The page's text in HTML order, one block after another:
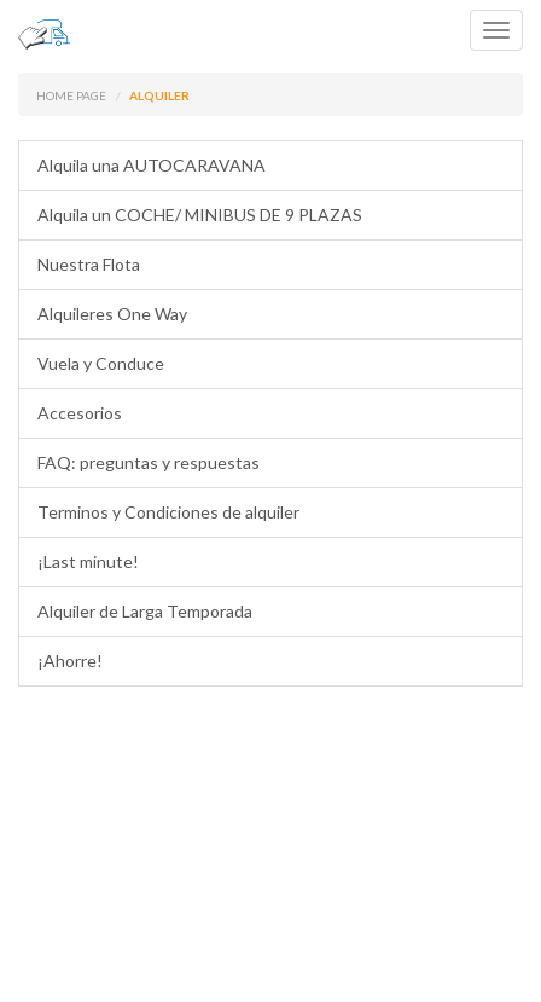
HOME PAGE ALQUILER
Alquila una AUTOCARAVANA
Alquila un COCHE/ MINIBUS DE 9 PLAZAS
Nuestra Flota
Alquileres One Way
Vuela y Conduce
Accesorios
FAQ: preguntas y respuestas
Terminos y Condiciones de alquiler
¡Last minute!
Alquiler de Larga Temporada
¡Ahorre!